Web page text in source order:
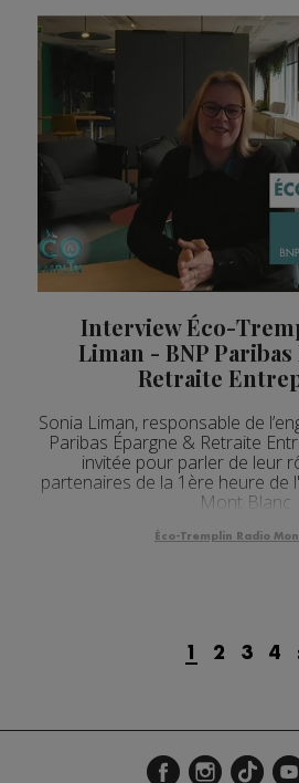
Interview Éco-
Liman - BNP
Retraite
Sonia Liman, responsable de
Paribas Épargne & Retraite
invitée pour parler de leur
partenaires de la 1ère heure de
Mont Blanc.
Éco-Tremplin Radio
1 2 3 4